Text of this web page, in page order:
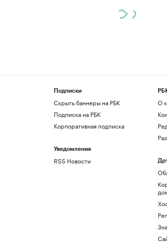
Подписки
Скрыть баннеры на РБК
Подписка на РБК
Корпоративная подписка
Уведомления
RSS Новости
О